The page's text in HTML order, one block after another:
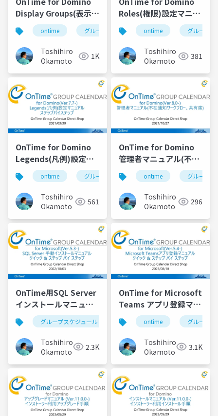
Display Groups(表示グ
ループ)設定マニュアル
ontime グループカレンダー 組織カレンダー
Toshihiro
Okamoto
1K
Roles(権限)設定マニュ
アル
ontime グループ
Toshihiro
Okamoto
381
OnTime for Domino
Legends(凡例)設定マ
ニュアルontime グループカレンダー 組織カレンダー
Toshihiro
Okamoto
561
OnTime for Domino
管理者マニュアル(不在
通知ワークフロー、共
有席)
ontime グループ
Toshihiro
Okamoto
296
OnTime用SQL Server
インストールマニュア
ル
グループスケジュール ontime グループカレンダー
Toshihiro
Okamoto
2.3K
OnTime for Microsoft
Teams アプリ登録マニ
ュアルontime グループ
Toshihiro
Okamoto
3.1K